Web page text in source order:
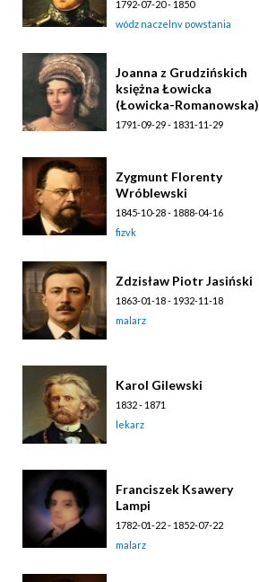
1792-07-20 - 1850
wódz naczelny powstania
Joanna z Grudzińskich
księżna Łowicka
(Łowicka-Romanowska)
1791-09-29 - 1831-11-29
Zygmunt Florenty
Wróblewski
1845-10-28 - 1888-04-16
fizyk
Zdzisław Piotr Jasiński
1863-01-18 - 1932-11-18
malarz
Karol Gilewski
1832 - 1871
lekarz
Franciszek Ksawery
Lampi
1782-01-22 - 1852-07-22
malarz